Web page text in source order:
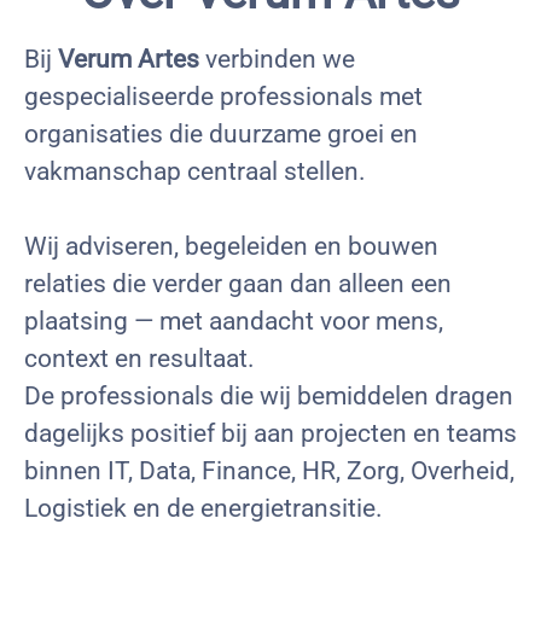
Bij Verum Artes verbinden we
gespecialiseerde professionals met
organisaties die duurzame groei en
vakmanschap centraal stellen.
Wij adviseren, begeleiden en bouwen
relaties die verder gaan dan alleen een
plaatsing — met aandacht voor mens,
context en resultaat.
De professionals die wij bemiddelen dragen
dagelijks positief bij aan projecten en teams
binnen IT, Data, Finance, HR, Zorg, Overheid,
Logistiek en de energietransitie.